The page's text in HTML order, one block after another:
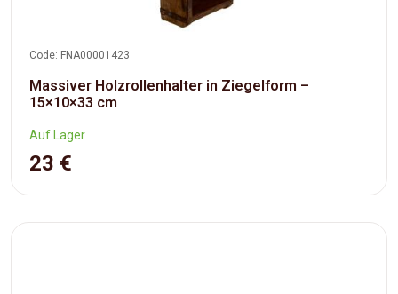
Code: FNA00001423
Massiver Holzrollenhalter in Ziegelform –
15×10×33 cm
Auf Lager
23 €